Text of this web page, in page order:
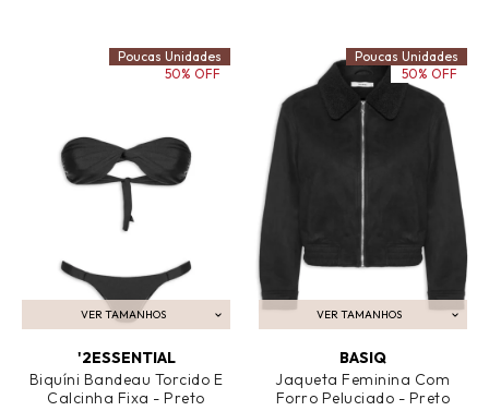
VER TAMANHOS
ADICIONAR AO CARRINHO
'2ESSENTIAL
Biquíni Bandeau Torcido E
Calcinha Fixa - Preto
Poucas Unidades
50% OFF
VER TAMANHOS
ADICIONAR AO CARRINHO
BASIQ
Jaqueta Feminina Com
Forro Peluciado - Preto
Poucas Unidades
50% OFF